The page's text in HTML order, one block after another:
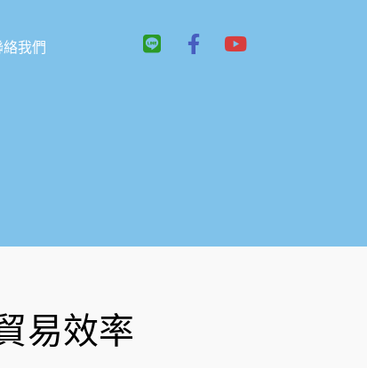
絡我們
L
F
Y
易效率